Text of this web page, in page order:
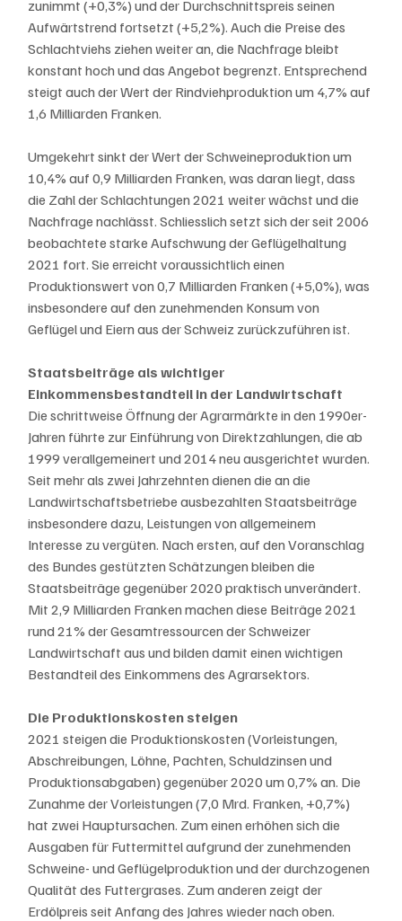
zunimmt (+0,3%) und der Durchschnittspreis seinen
Aufwärtstrend fortsetzt (+5,2%). Auch die Preise des
Schlachtviehs ziehen weiter an, die Nachfrage bleibt
konstant hoch und das Angebot begrenzt. Entsprechend
steigt auch der Wert der Rindviehproduktion um 4,7% auf
1,6 Milliarden Franken.
Umgekehrt sinkt der Wert der Schweineproduktion um
10,4% auf 0,9 Milliarden Franken, was daran liegt, dass
die Zahl der Schlachtungen 2021 weiter wächst und die
Nachfrage nachlässt. Schliesslich setzt sich der seit 2006
beobachtete starke Aufschwung der Geflügelhaltung
2021 fort. Sie erreicht voraussichtlich einen
Produktionswert von 0,7 Milliarden Franken (+5,0%), was
insbesondere auf den zunehmenden Konsum von
Geflügel und Eiern aus der Schweiz zurückzuführen ist.
Staatsbeiträge als wichtiger
Einkommensbestandteil in der Landwirtschaft
Die schrittweise Öffnung der Agrarmärkte in den 1990er-
Jahren führte zur Einführung von Direktzahlungen, die ab
1999 verallgemeinert und 2014 neu ausgerichtet wurden.
Seit mehr als zwei Jahrzehnten dienen die an die
Landwirtschaftsbetriebe ausbezahlten Staatsbeiträge
insbesondere dazu, Leistungen von allgemeinem
Interesse zu vergüten. Nach ersten, auf den Voranschlag
des Bundes gestützten Schätzungen bleiben die
Staatsbeiträge gegenüber 2020 praktisch unverändert.
Mit 2,9 Milliarden Franken machen diese Beiträge 2021
rund 21% der Gesamtressourcen der Schweizer
Landwirtschaft aus und bilden damit einen wichtigen
Bestandteil des Einkommens des Agrarsektors.
Die Produktionskosten steigen
2021 steigen die Produktionskosten (Vorleistungen,
Abschreibungen, Löhne, Pachten, Schuldzinsen und
Produktionsabgaben) gegenüber 2020 um 0,7% an. Die
Zunahme der Vorleistungen (7,0 Mrd. Franken, +0,7%)
hat zwei Hauptursachen. Zum einen erhöhen sich die
Ausgaben für Futtermittel aufgrund der zunehmenden
Schweine- und Geflügelproduktion und der durchzogenen
Qualität des Futtergrases. Zum anderen zeigt der
Erdölpreis seit Anfang des Jahres wieder nach oben.